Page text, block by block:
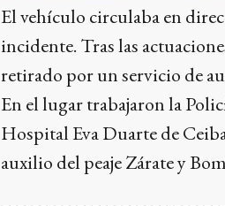
El vehículo circulaba en
incidente. Tras las
retirado por un servicio de
En el lugar trabajaron la
Hospital Eva Duarte de
auxilio del peaje Zárate y